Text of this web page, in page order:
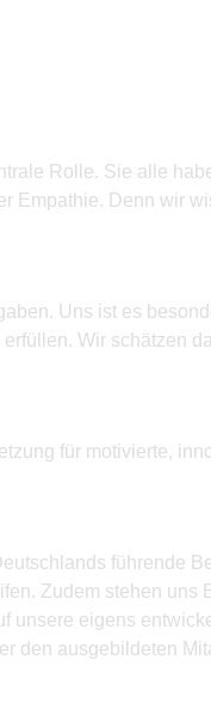
Rolle. Sie alle
Empathie. Denn wir
Uns ist es
Wir schätzen
für motivierte,
führende
Zudem stehen uns
eigens
den ausgebildeten